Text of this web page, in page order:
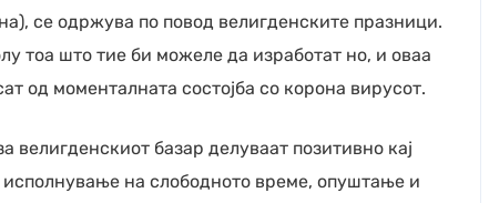
се одржува по повод велигденските празници.
тоа што тие би можеле да изработат но, и оваа
од моменталната состојба со корона вирусот.
велигденскиот базар делуваат позитивно кај
на слободното време, опуштање и